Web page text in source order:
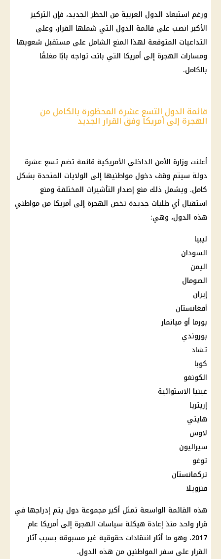
ورغم استبعاد الدول العربية من الحظر الجديد، فإن التركيز
الأكبر انصب على قائمة الدول التي شملها القرار، وعلى
التداعيات المتوقعة لهذا المنع الشامل على مستقبل شعوبها
ومسارات الهجرة إلى أمريكا التي باتت تواجه بابًا مغلقًا
بالكامل.
قائمة الدول التسع عشرة المحظورة بالكامل من
الهجرة إلى أمريكا وفق القرار الجديد
أعلنت وزارة الأمن الداخلي الأمريكية قائمة تضم تسع عشرة
دولة سيتم وقف دخول مواطنيها إلى الولايات المتحدة بشكل
كامل. ويشمل ذلك منع إصدار التأشيرات المختلفة ومنع
استقبال أي طلبات جديدة تخص الهجرة إلى أمريكا من مواطني
هذه الدول، وهي:
ليبيا
السودان
اليمن
الصومال
إيران
أفغانستان
بورما أو ميانمار
بوروندي
تشاد
كوبا
الكونغو
غينيا الاستوائية
إريتريا
هايتي
لاوس
سيراليون
توغو
تركمانستان
فنزويلا
هذه القائمة الواسعة تمثل أكبر مجموعة دول يتم إدراجها في
قرار واحد منذ إعادة هيكلة سياسات الهجرة إلى أمريكا عام
2017، وهو ما أثار انتقادات حقوقية غير مسبوقة بسبب آثار
القرار على سفر المواطنين من هذه الدول.